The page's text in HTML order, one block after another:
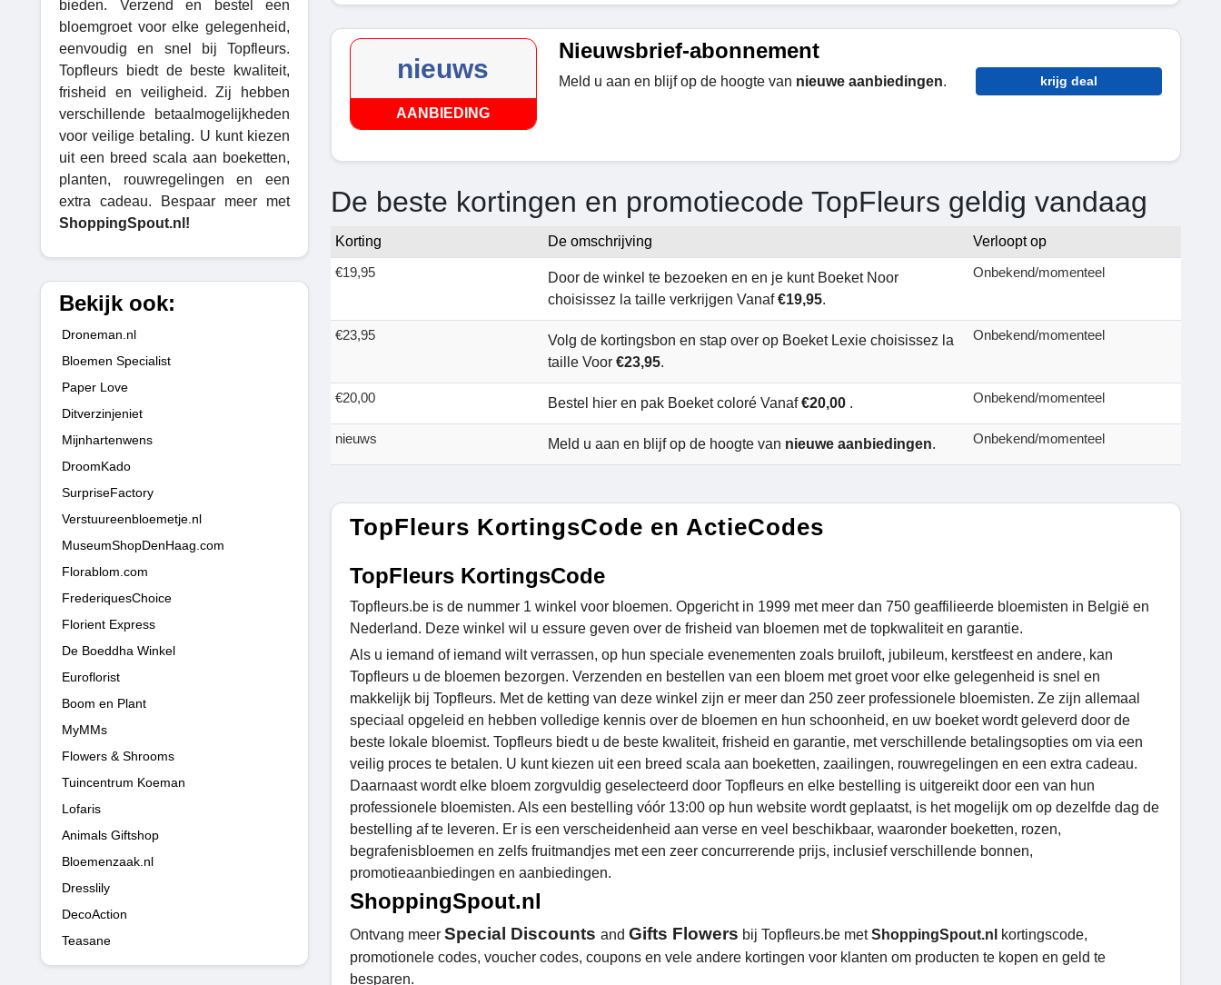
bieden. Verzend en bestel een
bloemgroet voor elke gelegenheid,
eenvoudig en snel bij Topfleurs.
Topfleurs biedt de beste kwaliteit,
frisheid en veiligheid. Zij hebben
verschillende betaalmogelijkheden
voor veilige betaling. U kunt kiezen
uit een breed scala aan boeketten,
planten, rouwregelingen en een
extra cadeau. Bespaar meer met
ShoppingSpout.nl!
Bekijk ook:
Droneman.nl
Bloemen Specialist
Paper Love
Ditverzinjeniet
Mijnhartenwens
DroomKado
SurpriseFactory
Verstuureenbloemetje.nl
MuseumShopDenHaag.com
Florablom.com
FrederiquesChoice
Florient Express
De Boeddha Winkel
Euroflorist
Boom en Plant
MyMMs
Flowers & Shrooms
Tuincentrum Koeman
Lofaris
Animals Giftshop
Bloemenzaak.nl
Dresslily
DecoAction
Teasane
nieuws
AANBIEDING
Nieuwsbrief-abonnement
Meld u aan en blijf op de hoogte van nieuwe aanbiedingen. krijg deal
De beste kortingen en promotiecode TopFleurs geldig vandaag
Korting De omschrijving
Verloopt op
€19,95
Door de winkel te bezoeken en en je kunt Boeket Noor
choisissez la taille verkrijgen Vanaf€19,95.
Onbekend/momenteel
€23,95
Volg de kortingsbon en stap over op Boeket Lexie choisissez la
taille Voor €23,95.
Onbekend/momenteel
€20,00 Bestel hier en pak Boeket coloré Vanaf€20,00 . Onbekend/momenteel
nieuws Meld u aan en blijf op de hoogte van nieuwe aanbiedingen. Onbekend/momenteel
TopFleurs KortingsCode en ActieCodes
TopFleurs KortingsCode
Topfleurs.be is de nummer 1 winkel voor bloemen. Opgericht in 1999 met meer dan 750 geaffilieerde bloemisten in België en
Nederland. Deze winkel wil u essure geven over de frisheid van bloemen met de topkwaliteit en garantie.
Als u iemand of iemand wilt verrassen, op hun speciale evenementen zoals bruiloft, jubileum, kerstfeest en andere, kan
Topfleurs u de bloemen bezorgen. Verzenden en bestellen van een bloem met groet voor elke gelegenheid is snel en
makkelijk bij Topfleurs. Met de ketting van deze winkel zijn er meer dan 250 zeer professionele bloemisten. Ze zijn allemaal
speciaal opgeleid en hebben volledige kennis over de bloemen en hun schoonheid, en uw boeket wordt geleverd door de
beste lokale bloemist. Topfleurs biedt u de beste kwaliteit, frisheid en garantie, met verschillende betalingsopties om via een
veilig proces te betalen. U kunt kiezen uit een breed scala aan boeketten, zaailingen, rouwregelingen en een extra cadeau.
Daarnaast wordt elke bloem zorgvuldig geselecteerd door Topfleurs en elke bestelling is uitgereikt door een van hun
professionele bloemisten. Als een bestelling vóór 13:00 op hun website wordt geplaatst, is het mogelijk om op dezelfde dag de
bestelling af te leveren. Er is een verscheidenheid aan verse en veel beschikbaar, waaronder boeketten, rozen,
begrafenisbloemen en zelfs fruitmandjes met een zeer concurrerende prijs, inclusief verschillende bonnen,
promotieaanbiedingen en aanbiedingen.
ShoppingSpout.nl
Ontvang meer Special Discounts and Gifts Flowers bij Topfleurs.be metShoppingSpout.nl
kortingscode,
promotionele codes, voucher codes, coupons en vele andere kortingen voor klanten om producten te kopen en geld te
besparen.